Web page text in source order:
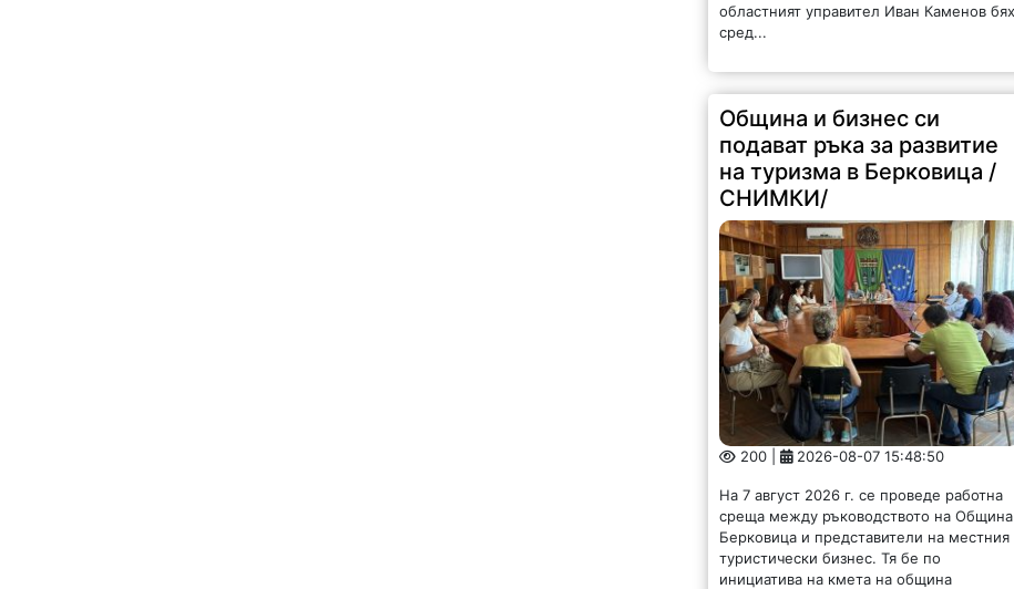
областният управител Иван Каменов
сред...
Община и бизнес си
подават ръка за развитие
на туризма в Берковица /
СНИМКИ/
200 | 2026-08-07 15:48:50
На 7 август 2026 г. се проведе работна
среща между ръководството на Община
Берковица и представители на местния
туристически бизнес. Тя бе по
инициатива на кмета на община